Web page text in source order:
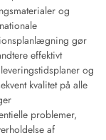
og
gør
effektivt
og
kvalitet på alle
problemer,
af